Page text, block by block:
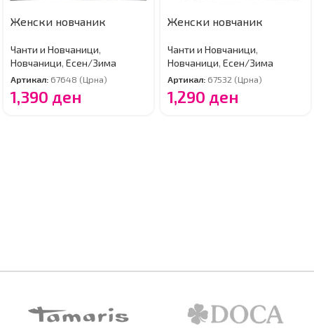
Женски новчаник
Чанти и Новчаници,
Новчаници, Есен/Зима
Артикал: 67648 (Црна)
1,390 ден
Женски новчаник
Чанти и Новчаници,
Новчаници, Есен/Зима
Артикал: 67532 (Црна)
1,290 ден